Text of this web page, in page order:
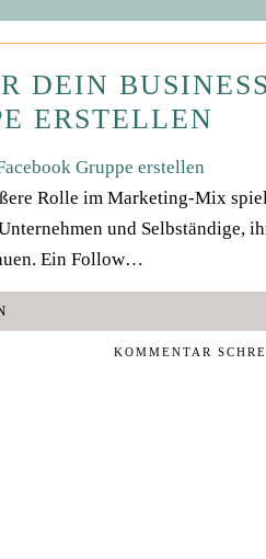
DEIN BUSINESS
ERSTELLEN
Rolle im Marketing-Mix
und Selbständige,
Ein Follow…
KOMMENTAR